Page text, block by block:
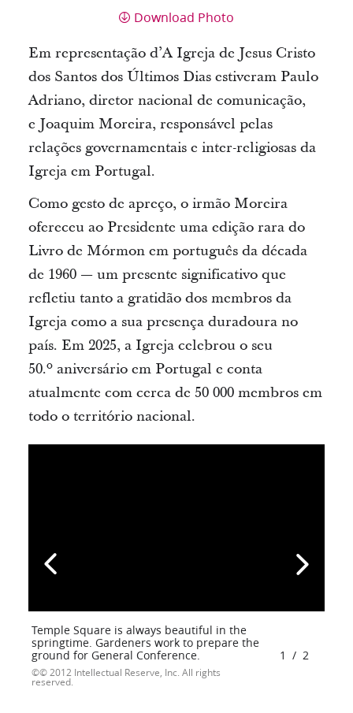
Download Photo
Em representação d’A Igreja de Jesus Cristo
dos Santos dos Últimos Dias estiveram Paulo
Adriano, diretor nacional de comunicação,
e Joaquim Moreira, responsável pelas
relações governamentais e inter-religiosas da
Igreja em Portugal.
Como gesto de apreço, o irmão Moreira
ofereceu ao Presidente uma edição rara do
Livro de Mórmon em português da década
de 1960— um presente significativo que
refletiu tanto a gratidão dos membros da
Igreja como a sua presença duradoura no
país. Em 2025, a Igreja celebrou o seu
50.ºaniversário em Portugal e conta
atualmente com cerca de 50 000 membros em
todo o território nacional.
Temple Square is always beautiful in the
springtime. Gardeners work to prepare the
ground for General Conference.
© 2012 Intellectual Reserve, Inc. All rights
reserved.
1 / 2